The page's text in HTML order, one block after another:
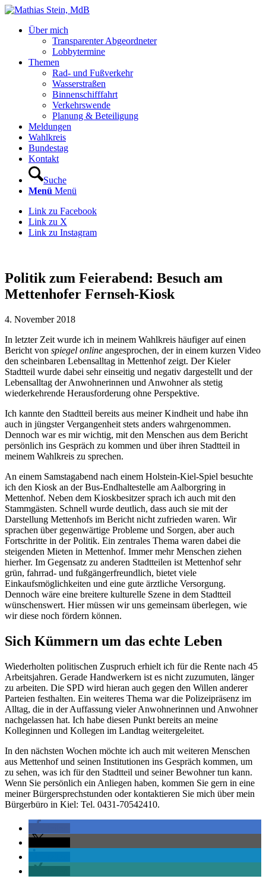
Über mich
Transparenter Abgeordneter
Lobbytermine
Themen
Rad- und Fußverkehr
Wasserstraßen
Binnenschifffahrt
Verkehrswende
Planung & Beteiligung
Meldungen
Wahlkreis
Bundestag
Kontakt
Suche
Menü Menü
Link zu Facebook
Link zu X
Link zu Instagram
Politik zum Feierabend: Besuch am
Mettenhofer Fernseh-Kiosk
4. November 2018
In letzter Zeit wurde ich in meinem Wahlkreis häufiger auf einen
Bericht von spiegel online angesprochen, der in einem kurzen Video
den scheinbaren Lebensalltag in Mettenhof zeigt. Der Kieler
Stadtteil wurde dabei sehr einseitig und negativ dargestellt und der
Lebensalltag der Anwohnerinnen und Anwohner als stetig
wiederkehrende Herausforderung ohne Perspektive.
Ich kannte den Stadtteil bereits aus meiner Kindheit und habe ihn
auch in jüngster Vergangenheit stets anders wahrgenommen.
Dennoch war es mir wichtig, mit den Menschen aus dem Bericht
persönlich ins Gespräch zu kommen und über ihren Stadtteil in
meinem Wahlkreis zu sprechen.
An einem Samstagabend nach einem Holstein-Kiel-Spiel besuchte
ich den Kiosk an der Bus-Endhaltestelle am Aalborgring in
Mettenhof. Neben dem Kioskbesitzer sprach ich auch mit den
Stammgästen. Schnell wurde deutlich, dass auch sie mit der
Darstellung Mettenhofs im Bericht nicht zufrieden waren. Wir
sprachen über gegenwärtige Probleme und Sorgen, aber auch
Fortschritte in der Politik. Ein zentrales Thema waren dabei die
steigenden Mieten in Mettenhof. Immer mehr Menschen ziehen
hierher. Im Gegensatz zu anderen Stadtteilen ist Mettenhof sehr
grün, fahrrad- und fußgängerfreundlich, bietet viele
Einkaufsmöglichkeiten und eine gute ärztliche Versorgung.
Dennoch wäre eine breitere kulturelle Szene in dem Stadtteil
wünschenswert. Hier müssen wir uns gemeinsam überlegen, wie
wir diese noch fördern können.
Sich Kümmern um das echte Leben
Wiederholten politischen Zuspruch erhielt ich für die Rente nach 45
Arbeitsjahren. Gerade Handwerkern ist es nicht zuzumuten, länger
zu arbeiten. Die SPD wird hieran auch gegen den Willen anderer
Parteien festhalten. Ein weiteres Thema war die Polizeipräsenz im
Alltag, die in der Auffassung vieler Anwohnerinnen und Anwohner
nachgelassen hat. Ich habe diesen Punkt bereits an meine
Kolleginnen und Kollegen im Landtag weitergeleitet.
In den nächsten Wochen möchte ich auch mit weiteren Menschen
aus Mettenhof und seinen Institutionen ins Gespräch kommen, um
zu sehen, was ich für den Stadtteil und seiner Bewohner tun kann.
Wenn Sie persönlich ein Anliegen haben, kommen Sie gern in eine
meiner Bürgersprechstunden oder kontaktieren Sie mich über mein
Bürgerbüro in Kiel: Tel. 0431-70542410.